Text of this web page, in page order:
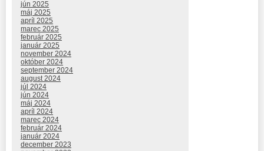
jún 2025
máj 2025
apríl 2025
marec 2025
február 2025
január 2025
november 2024
október 2024
september 2024
august 2024
júl 2024
jún 2024
máj 2024
apríl 2024
marec 2024
február 2024
január 2024
december 2023